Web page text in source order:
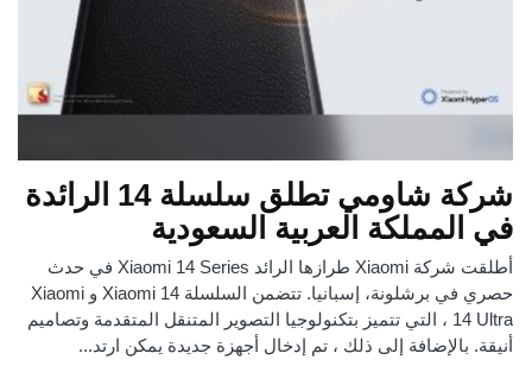
شركة شاومي تطلق سلسلة 14 الرائدة
في المملكة العربية السعودية
أطلقت شركة Xiaomi طرازها الرائد Xiaomi 14 Series في حدث
حصري في برشلونة، إسبانيا. تتضمن السلسلة Xiaomi 14 و Xiaomi
14 Ultra ، التي تتميز بتكنولوجيا التصوير المتنقل المتقدمة وتصاميم
أنيقة. بالإضافة إلى ذلك ، تم إدخال أجهزة جديدة يمكن ارتد...